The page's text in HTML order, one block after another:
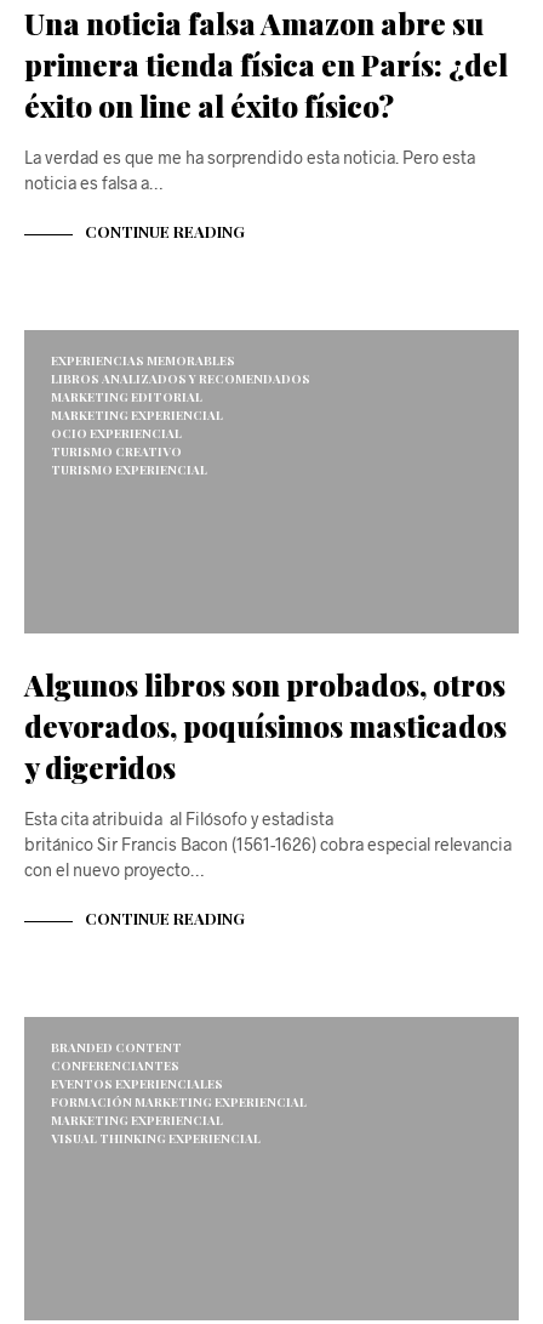
Una noticia falsa Amazon abre su
primera tienda física en París: ¿del
éxito on line al éxito físico?
La verdad es que me ha sorprendido esta noticia. Pero esta
noticia es falsa a…
CONTINUE READING
EXPERIENCIAS MEMORABLES
LIBROS ANALIZADOS Y RECOMENDADOS
MARKETING EDITORIAL
MARKETING EXPERIENCIAL
OCIO EXPERIENCIAL
TURISMO CREATIVO
TURISMO EXPERIENCIAL
Algunos libros son probados, otros
devorados, poquísimos masticados
y digeridos
Esta cita atribuida al Filósofo y estadista
británico Sir Francis Bacon (1561-1626) cobra especial relevancia
con el nuevo proyecto…
CONTINUE READING
BRANDED CONTENT
CONFERENCIANTES
EVENTOS EXPERIENCIALES
FORMACIÓN MARKETING EXPERIENCIAL
MARKETING EXPERIENCIAL
VISUAL THINKING EXPERIENCIAL